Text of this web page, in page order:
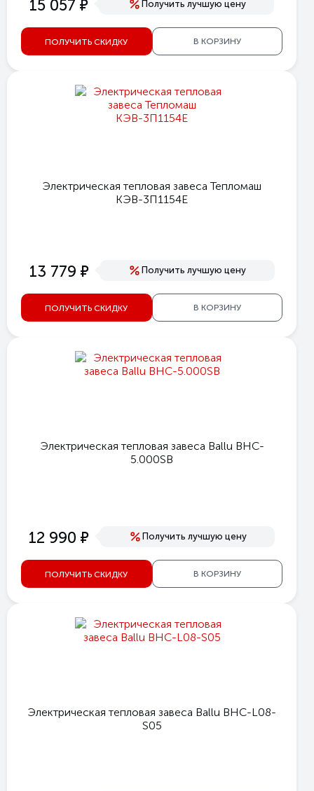
15 057 Получить лучшую цену
ПОЛУЧИТЬ СКИДКУ В КОРЗИНУ
Электрическая тепловая завеса Тепломаш
КЭВ-3П1154Е
13 779 е Получить лучшую цену
ПОЛУЧИТЬ СКИДКУ В КОРЗИНУ
Электрическая тепловая завеса Ballu BHC-
5.000SB
12 990 е Получить лучшую цену
ПОЛУЧИТЬ СКИДКУ В КОРЗИНУ
Электрическая тепловая завеса Ballu BHC-L08-
S05